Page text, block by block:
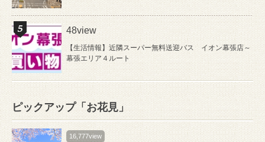
48view
【生活情報】近隣スーパー無料送迎バス イオン幕張店～
幕張エリア４ルート
ピックアップ「お花見」
16,777view